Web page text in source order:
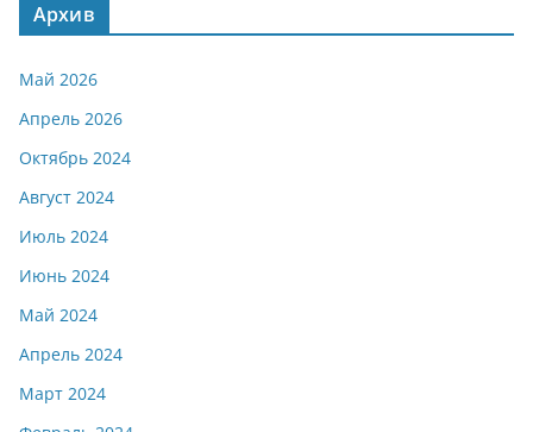
Архив
Май 2026
Апрель 2026
Октябрь 2024
Август 2024
Июль 2024
Июнь 2024
Май 2024
Апрель 2024
Март 2024